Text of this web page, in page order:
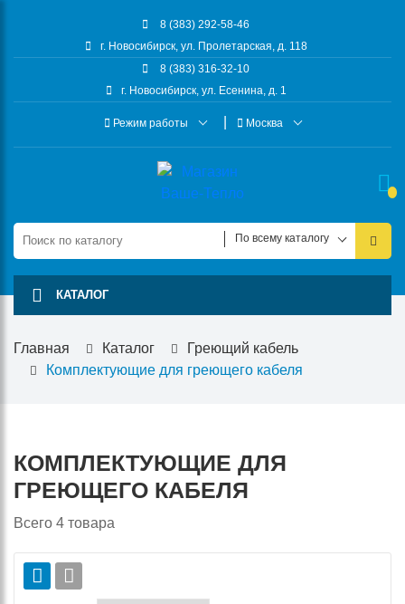
8 (383) 292-58-46
г. Новосибирск, ул. Пролетарская, д. 118
8 (383) 316-32-10
г. Новосибирск, ул. Есенина, д. 1
Режим работы Москва
По всему каталогу
КАТАЛОГ
Главная Каталог
Греющий кабель
Комплектующие для греющего кабеля
КОМПЛЕКТУЮЩИЕ ДЛЯ
ГРЕЮЩЕГО КАБЕЛЯ
Всего 4 товара